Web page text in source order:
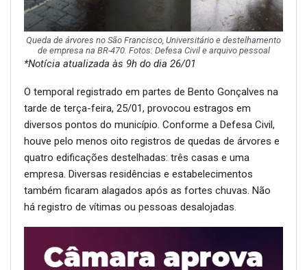
Queda de árvores no São Francisco, Universitário e destelhamento
de empresa na BR-470. Fotos: Defesa Civil e arquivo pessoal
*Notícia atualizada às 9h do dia 26/01
O temporal registrado em partes de Bento Gonçalves na
tarde de terça-feira, 25/01, provocou estragos em
diversos pontos do município. Conforme a Defesa Civil,
houve pelo menos oito registros de quedas de árvores e
quatro edificações destelhadas: três casas e uma
empresa. Diversas residências e estabelecimentos
também ficaram alagados após as fortes chuvas. Não
há registro de vítimas ou pessoas desalojadas.